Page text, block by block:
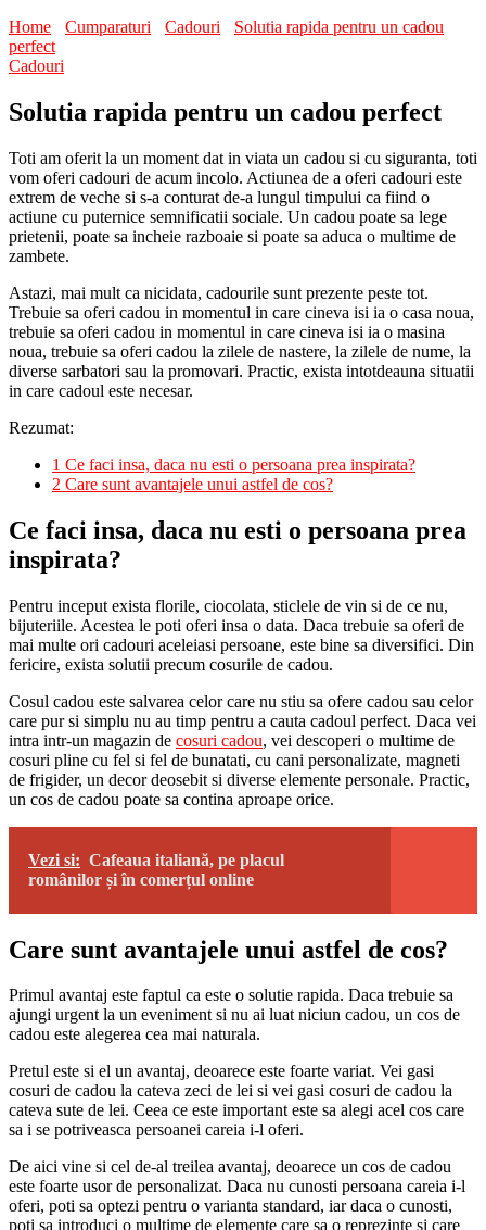
Home
Cumparaturi Cadouri
Solutia rapida pentru un cadou
perfect
Cadouri
Solutia rapida pentru un cadou perfect
Toti am oferit la un moment dat in viata un cadou si cu siguranta, toti
vom oferi cadouri de acum incolo. Actiunea de a oferi cadouri este
extrem de veche si s-a conturat de-a lungul timpului ca fiind o
actiune cu puternice semnificatii sociale. Un cadou poate sa lege
prietenii, poate sa incheie razboaie si poate sa aduca o multime de
zambete.
Astazi, mai mult ca nicidata, cadourile sunt prezente peste tot.
Trebuie sa oferi cadou in momentul in care cineva isi ia o casa noua,
trebuie sa oferi cadou in momentul in care cineva isi ia o masina
noua, trebuie sa oferi cadou la zilele de nastere, la zilele de nume, la
diverse sarbatori sau la promovari. Practic, exista intotdeauna situatii
in care cadoul este necesar.
Rezumat:
1 Ce faci insa, daca nu esti o persoana prea inspirata?
2 Care sunt avantajele unui astfel de cos?
Ce faci insa, daca nu esti o persoana prea
inspirata?
Pentru inceput exista florile, ciocolata, sticlele de vin si de ce nu,
bijuteriile. Acestea le poti oferi insa o data. Daca trebuie sa oferi de
mai multe ori cadouri aceleiasi persoane, este bine sa diversifici. Din
fericire, exista solutii precum cosurile de cadou.
Cosul cadou este salvarea celor care nu stiu sa ofere cadou sau celor
care pur si simplu nu au timp pentru a cauta cadoul perfect. Daca vei
intra intr-un magazin de cosuri cadou, vei descoperi o multime de
cosuri pline cu fel si fel de bunatati, cu cani personalizate, magneti
de frigider, un decor deosebit si diverse elemente personale. Practic,
un cos de cadou poate sa contina aproape orice.
Vezi si: Cafeaua italiană, pe placul
românilor și în comerțul online
Care sunt avantajele unui astfel de cos?
Primul avantaj este faptul ca este o solutie rapida. Daca trebuie sa
ajungi urgent la un eveniment si nu ai luat niciun cadou, un cos de
cadou este alegerea cea mai naturala.
Pretul este si el un avantaj, deoarece este foarte variat. Vei gasi
cosuri de cadou la cateva zeci de lei si vei gasi cosuri de cadou la
cateva sute de lei. Ceea ce este important este sa alegi acel cos care
sa i se potriveasca persoanei careia i-l oferi.
De aici vine si cel de-al treilea avantaj, deoarece un cos de cadou
este foarte usor de personalizat. Daca nu cunosti persoana careia i-l
oferi, poti sa optezi pentru o varianta standard, iar daca o cunosti,
poti sa introduci o multime de elemente care sa o reprezinte si care